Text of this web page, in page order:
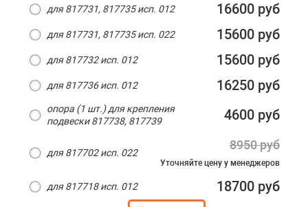
для 817731, 817735 исп. 012 16600 руб
для 817731, 817735 исп. 022 15600 руб
для 817732 исп. 012 15600 руб
для 817736 исп. 012 16250 руб
опора (1 шт.) для крепления
подвески 817738, 817739
4600 руб
для 817702 исп. 022
8950 руб
Уточняйте цену у менеджеров
для 817718 исп. 012 18700 руб